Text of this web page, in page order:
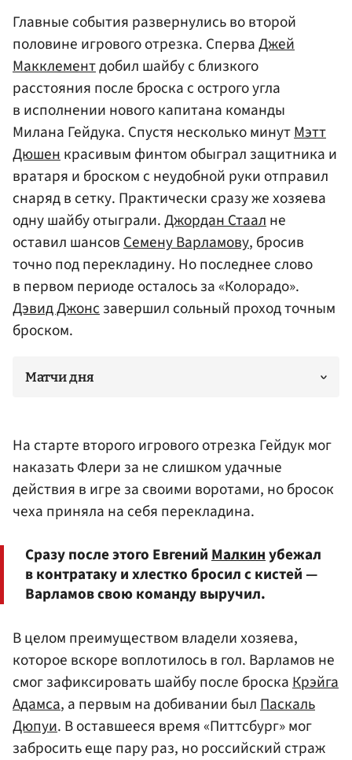
Главные события развернулись во второй
половине игрового отрезка. СперваДжей
Макклементдобил шайбу с близкого
расстояния после броска с острого угла
в исполнении нового капитана команды
Милана Гейдука. Спустя несколько минутМэтт
Дюшенкрасивым финтом обыграл защитника и
вратаря и броском с неудобной руки отправил
снаряд в сетку. Практически сразу же хозяева
одну шайбу отыграли.Джордан Стаалне
оставил шансовСемену Варламову, бросив
точно под перекладину. Но последнее слово
в первом периоде осталось за «Колорадо».
Дэвид Джонсзавершил сольный проход точным
броском.
Матчи дня
На старте второго игрового отрезка Гейдук мог
наказать Флери за не слишком удачные
действия в игре за своими воротами, но бросок
чеха приняла на себя перекладина.
Сразу после этого ЕвгенийМалкинубежал
в контратаку и хлестко бросил с кистей —
Варламов свою команду выручил.
В целом преимуществом владели хозяева,
которое вскоре воплотилось в гол. Варламов не
смог зафиксировать шайбу после броскаКрэйга
Адамса, а первым на добивании былПаскаль
Дюпуи. В оставшееся время «Питтсбург» мог
забросить еще пару раз, но российский страж